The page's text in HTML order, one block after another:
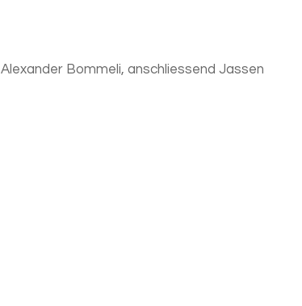
Bommeli, anschliessend Jassen